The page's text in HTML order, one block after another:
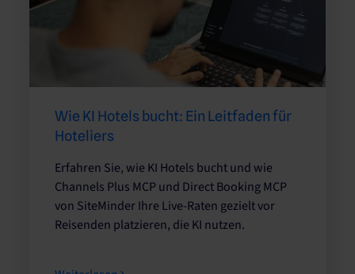
Wie KI Hotels bucht: Ein Leitfaden für
Hoteliers
Erfahren Sie, wie KI Hotels bucht und wie
Channels Plus MCP und Direct Booking MCP
von SiteMinder Ihre Live-Raten gezielt vor
Reisenden platzieren, die KI nutzen.